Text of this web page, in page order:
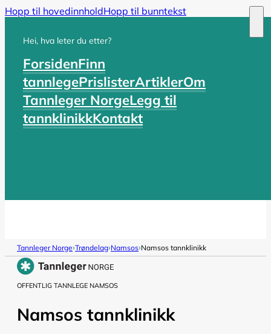
Hopp til hovedinnholdHopp til bunntekst
Hei, hva leter du etter?
ForsidenFinn
tannlegePrislisterArtiklerOm
Tannleger NorgeLegg til
tannklinikkKontakt
Tannleger Norge›Trøndelag›Namsos›Namsos tannklinikk
OFFENTLIG TANNLEGE NAMSOS
Namsos tannklinikk